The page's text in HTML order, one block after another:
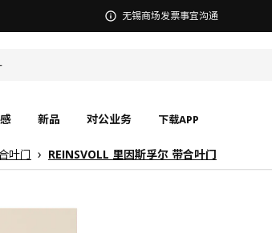
宜家在中国召回部分批次BÄSINGEN 巴辛根 淋浴椅
新品 对公业务 下载APP
叶门 REINSVOLL 里因斯孚尔 带合叶门